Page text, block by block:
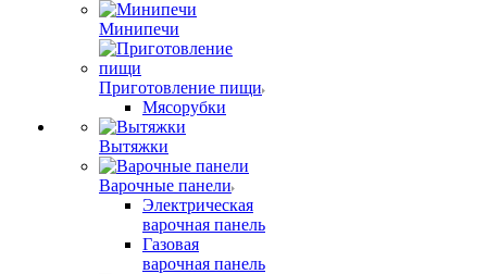
Минипечи
Приготовление пищи
Мясорубки
Вытяжки
Варочные панели
Электрическая
варочная панель
Газовая
варочная панель